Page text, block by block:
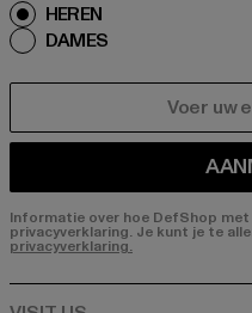
HEREN
DAMES
Informatie over hoe DefShop
privacyverklaring. Je kunt je te
privacyverklaring.